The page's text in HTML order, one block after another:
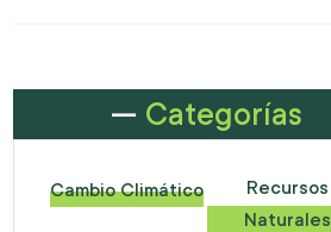
Categorías
Cambio Climático
Recursos
Naturales